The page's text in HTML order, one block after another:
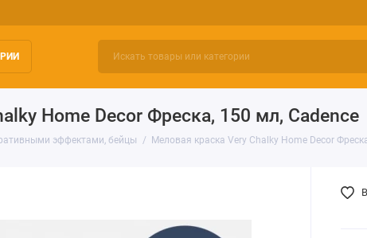
Home Decor Фреска, 150 мл, Cadence
эффектами, бейцы Меловая краска Very Chalky Home Decor